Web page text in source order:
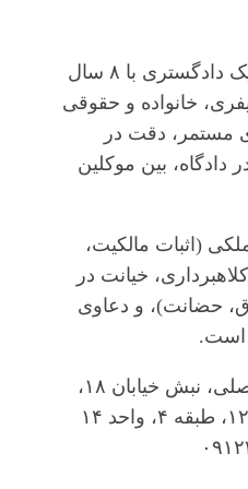
آقای اکبر کلانتری، وکیل پایه یک دادگستری با ۸ سال
خانواده و حقوقی
مستمر، دقت در
دادگاه، بین موکلین
(اثبات مالکیت،
خیانت در
حضانت)، و دعاوی
است.
تهرانسر، بلوار اصلی، نبش خیابان ۱۸،